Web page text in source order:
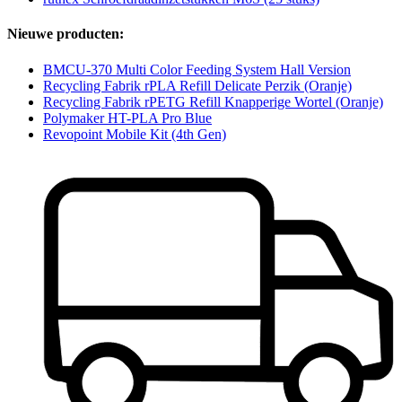
Nieuwe producten:
BMCU-370 Multi Color Feeding System Hall Version
Recycling Fabrik rPLA Refill Delicate Perzik (Oranje)
Recycling Fabrik rPETG Refill Knapperige Wortel (Oranje)
Polymaker HT-PLA Pro Blue
Revopoint Mobile Kit (4th Gen)